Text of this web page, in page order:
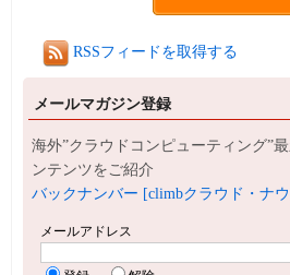
RSSフィードを取得する
メールマガジン登録
海外”クラウドコンピューティング”
ンテンツをご紹介
バックナンバー [climbクラウド・ナ